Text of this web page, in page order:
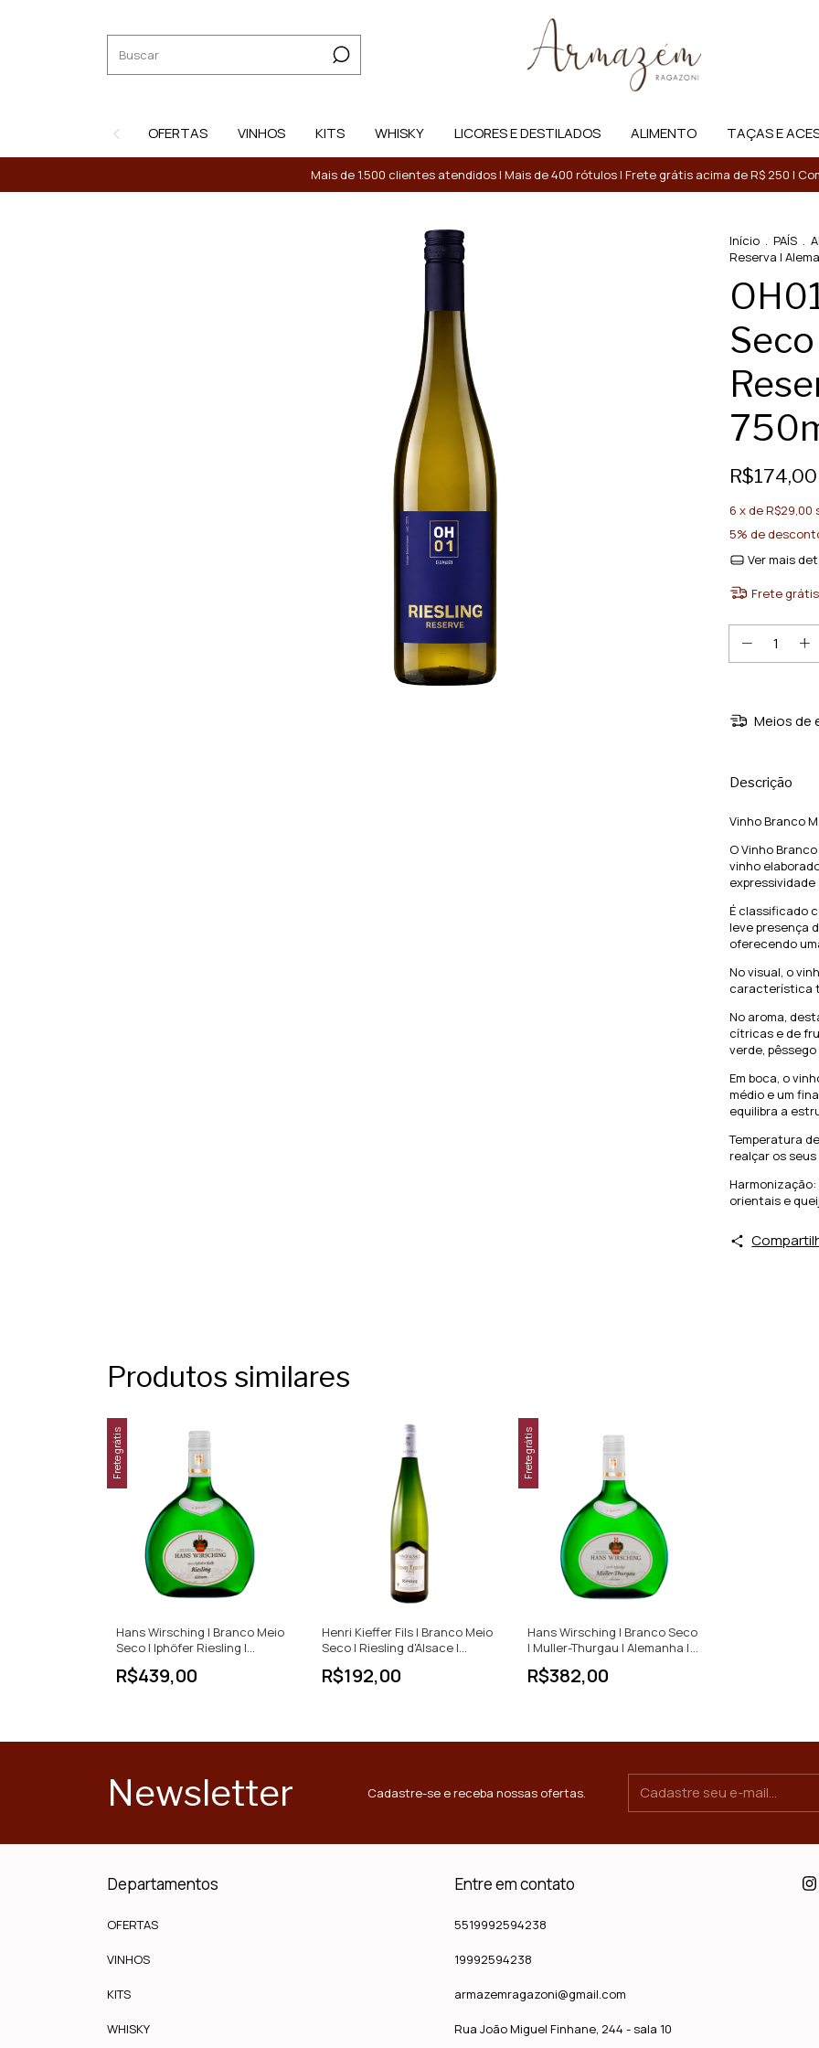
OFERTAS VINHOS KITS WHISKY LICORES E DESTILADOS ALIMENTO TAÇAS E
Mais de 1.500 clientes atendidos | Mais de 400 rótulos | Frete grátis acima de R$ 250 |
Início . PAÍS .
Reserva |
R$174,00
6 x deR$29,00
5% de
Ver mais
Frete grátis
Meios de
Descrição
Vinho Branco
O Vinho
vinho
É classificado
leve presença
oferecendo
No visual, o
característica
No aroma,
cítricas e de
verde,
Em boca, o
médio e um
equilibra a
Temperatura
realçar os
orientais e
Produtos similares
Frete grátis
Hans Wirsching | Branco Meio
Seco | Iphöfer Riesling |
Alemanha | 750ml
R$439,00
Henri Kieffer Fils | Branco Meio
Seco | Riesling d'Alsace |
França | 750ml
R$192,00
Frete grátis
Hans Wirsching | Branco Seco
| Muller-Thurgau | Alemanha |
750ml
R$382,00
Newsletter Cadastre-se e receba nossas ofertas.
Departamentos
OFERTAS
VINHOS
KITS
WHISKY
Entre em contato
5519992594238
19992594238
armazemragazoni@gmail.com
Rua João Miguel Finhane, 244 - sala 10